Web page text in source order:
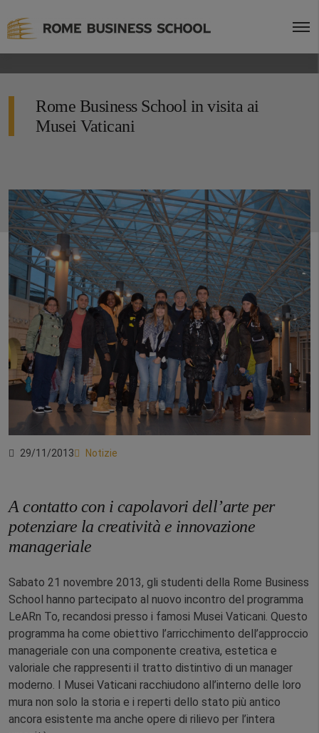
Rome Business School in visita ai
Musei Vaticani
29/11/2013 Notizie
A contatto con i capolavori dell’arte per
potenziare la creatività e innovazione
manageriale
Sabato 21 novembre 2013, gli studenti della Rome Business
School hanno partecipato al nuovo incontro del programma
LeARn To, recandosi presso i famosi Musei Vaticani. Questo
programma ha come obiettivo l’arricchimento dell’approccio
manageriale con una componente creativa, estetica e
valoriale che rappresenti il tratto distintivo di un manager
moderno. I Musei Vaticani racchiudono all’interno delle loro
mura non solo la storia e i reperti dello stato più antico
ancora esistente ma anche opere di rilievo per l’intera